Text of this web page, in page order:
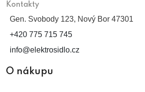
Kontakty
Gen. Svobody 123, Nový Bor 47301
+420 775 715 745
info@elektrosidlo.cz
O nákupu